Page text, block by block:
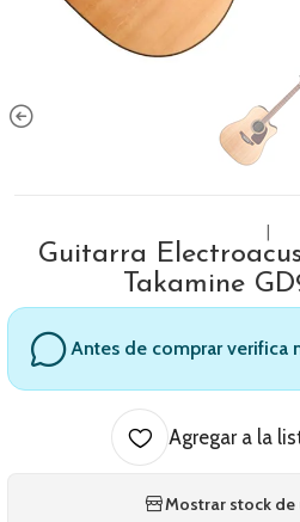
Guitarra
Takamine
Antes de comprar verifica
Agregar a la
Mostrar stock